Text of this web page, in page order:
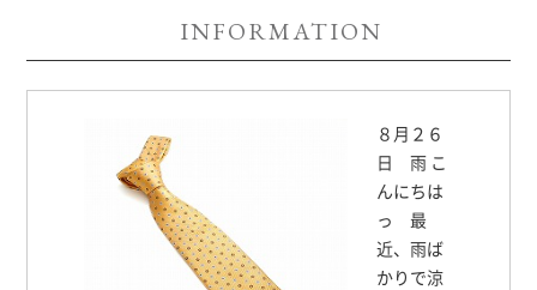
INFORMATION
８月２６
日 雨 こ
んにちは
っ 最
近、雨ば
かりで涼